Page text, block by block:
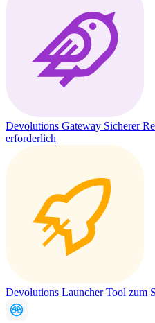
Devolutions Gateway Sicherer
erforderlich
Devolutions LauncherTool zum